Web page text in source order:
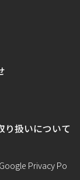
り扱いについて
Privacy Po